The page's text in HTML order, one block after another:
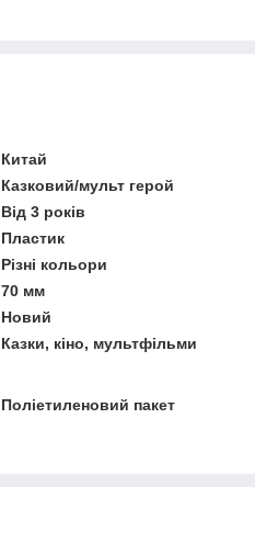
Китай
Казковий/мульт герой
Від 3 років
Пластик
Різні кольори
70 мм
Новий
Казки, кіно, мультфільми
Поліетиленовий пакет